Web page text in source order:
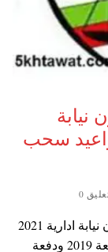
نيابة
2019 و2020 ومواعيد سحب
0
اعلنت النيابة الإدارية عن مسابقة وظيفة معاون نيابة ادارية 2021
لخريجي كليات الحقوق والشريعة والشرطة دفعة 2019 ودفعة